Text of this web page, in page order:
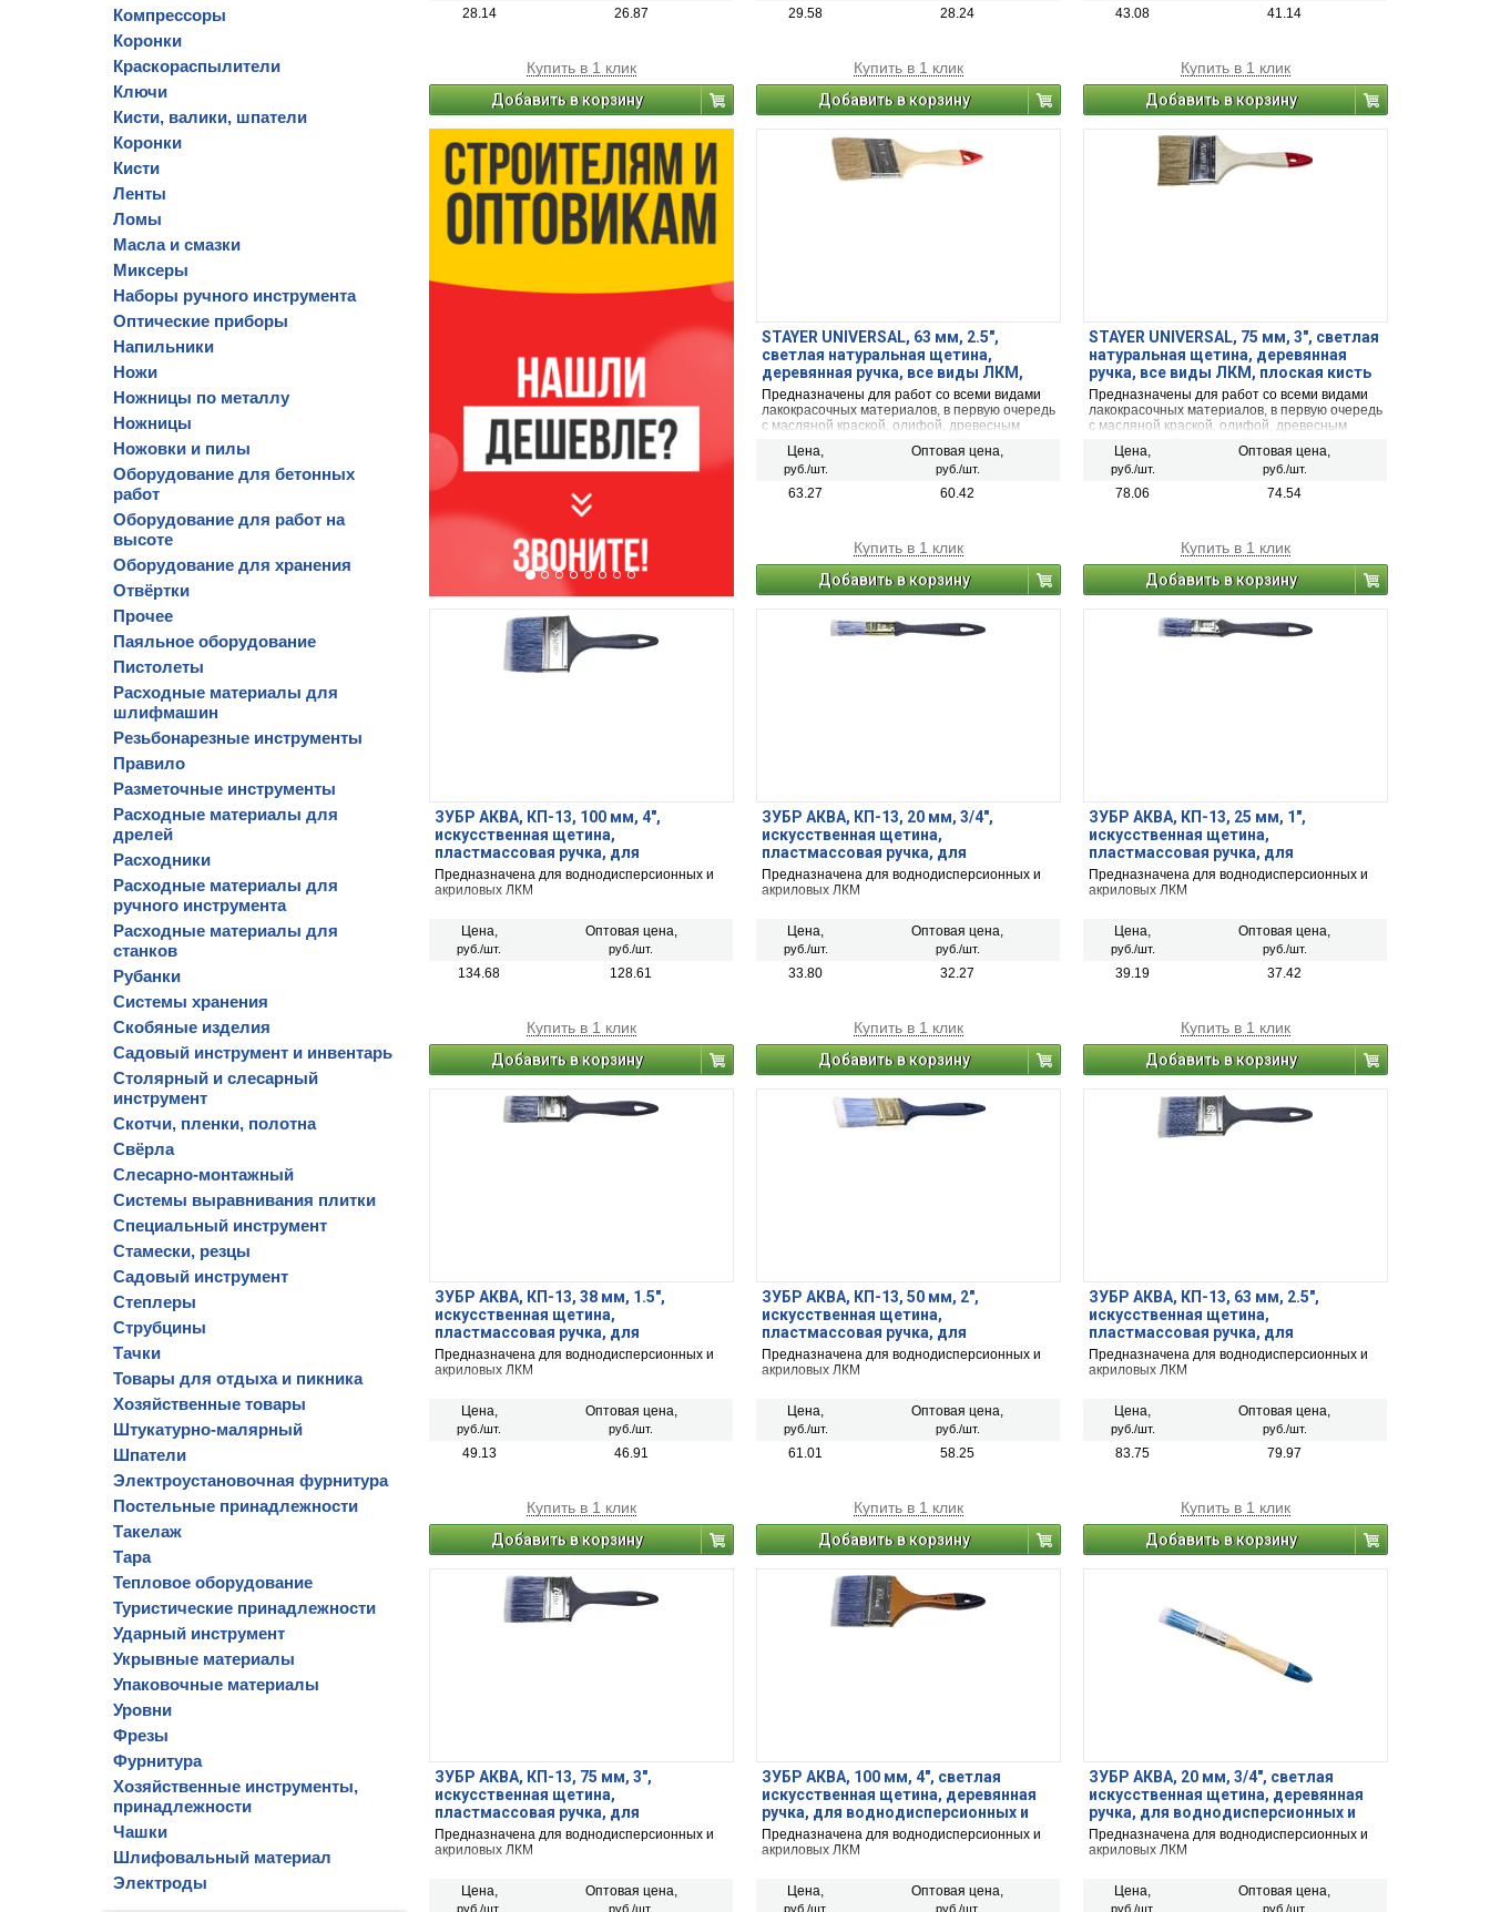
Компрессоры
Коронки
Краскораспылители
Ключи
Кисти, валики, шпатели
Коронки
Кисти
Ленты
Ломы
Масла и смазки
Миксеры
Наборы ручного инструмента
Оптические приборы
Напильники
Ножи
Ножницы по металлу
Ножницы
Ножовки и пилы
Оборудование для бетонных
работ
Оборудование для работ на
высоте
Оборудование для хранения
Отвёртки
Прочее
Паяльное оборудование
Пистолеты
Расходные материалы для
шлифмашин
Резьбонарезные инструменты
Правило
Разметочные инструменты
Расходные материалы для
дрелей
Расходники
Расходные материалы для
ручного инструмента
Расходные материалы для
станков
Рубанки
Системы хранения
Скобяные изделия
Садовый инструмент и инвентарь
Столярный и слесарный
инструмент
Скотчи, пленки, полотна
Свёрла
Слесарно-монтажный
Системы выравнивания плитки
Специальный инструмент
Стамески, резцы
Садовый инструмент
Степлеры
Струбцины
Тачки
Товары для отдыха и пикника
Хозяйственные товары
Штукатурно-малярный
Шпатели
Электроустановочная фурнитура
Постельные принадлежности
Такелаж
Тара
Тепловое оборудование
Туристические принадлежности
Ударный инструмент
Укрывные материалы
Упаковочные материалы
Уровни
Фрезы
Фурнитура
Хозяйственные инструменты,
принадлежности
Чашки
Шлифовальный материал
Электроды
28.14 26.87
Купить в 1 клик
Добавить в корзину
29.58 28.24
Купить в 1 клик
Добавить в корзину
43.08 41.14
Купить в 1 клик
Добавить в корзину
STAYER UNIVERSAL, 63 мм, 2.5″,
светлая натуральная щетина,
деревянная ручка, все виды ЛКМ,
плоская кисть (0101-063)
Предназначены для работ со всеми видами
лакокрасочных материалов, в первую очередь
с масляной краской, олифой, древесным
Цена,
руб./шт.
Оптовая цена,
руб./шт.
63.27 60.42
Купить в 1 клик
Добавить в корзину
STAYER UNIVERSAL, 75 мм, 3″, светлая
натуральная щетина, деревянная
ручка, все виды ЛКМ, плоская кисть
(0101-075)
Предназначены для работ со всеми видами
лакокрасочных материалов, в первую очередь
с масляной краской, олифой, древесным
Цена,
руб./шт.
Оптовая цена,
руб./шт.
78.06 74.54
Купить в 1 клик
Добавить в корзину
ЗУБР АКВА, КП-13, 100 мм, 4″,
искусственная щетина,
пластмассовая ручка, для
высокотекучих ЛКМ, плоская кисть
(4-01013-100)
Предназначена для воднодисперсионных и
акриловых ЛКМ
Цена,
руб./шт.
Оптовая цена,
руб./шт.
134.68 128.61
Купить в 1 клик
Добавить в корзину
ЗУБР АКВА, КП-13, 20 мм, 3/4″,
искусственная щетина,
пластмассовая ручка, для
высокотекучих ЛКМ, плоская кисть
(4-01013-020)
Предназначена для воднодисперсионных и
акриловых ЛКМ
Цена,
руб./шт.
Оптовая цена,
руб./шт.
33.80 32.27
Купить в 1 клик
Добавить в корзину
ЗУБР АКВА, КП-13, 25 мм, 1″,
искусственная щетина,
пластмассовая ручка, для
высокотекучих ЛКМ, плоская кисть
(4-01013-025)
Предназначена для воднодисперсионных и
акриловых ЛКМ
Цена,
руб./шт.
Оптовая цена,
руб./шт.
39.19 37.42
Купить в 1 клик
Добавить в корзину
ЗУБР АКВА, КП-13, 38 мм, 1.5″,
искусственная щетина,
пластмассовая ручка, для
высокотекучих ЛКМ, плоская кисть
(4-01013-038)
Предназначена для воднодисперсионных и
акриловых ЛКМ
Цена,
руб./шт.
Оптовая цена,
руб./шт.
49.13 46.91
Купить в 1 клик
Добавить в корзину
ЗУБР АКВА, КП-13, 50 мм, 2″,
искусственная щетина,
пластмассовая ручка, для
высокотекучих ЛКМ, плоская кисть
(4-01013-050)
Предназначена для воднодисперсионных и
акриловых ЛКМ
Цена,
руб./шт.
Оптовая цена,
руб./шт.
61.01 58.25
Купить в 1 клик
Добавить в корзину
ЗУБР АКВА, КП-13, 63 мм, 2.5″,
искусственная щетина,
пластмассовая ручка, для
высокотекучих ЛКМ, плоская кисть
(4-01013-063)
Предназначена для воднодисперсионных и
акриловых ЛКМ
Цена,
руб./шт.
Оптовая цена,
руб./шт.
83.75 79.97
Купить в 1 клик
Добавить в корзину
ЗУБР АКВА, КП-13, 75 мм, 3″,
искусственная щетина,
пластмассовая ручка, для
высокотекучих ЛКМ, плоская кисть
(4-01013-075)
Предназначена для воднодисперсионных и
акриловых ЛКМ
Цена,
руб./шт.
Оптовая цена,
руб./шт.
ЗУБР АКВА, 100 мм, 4″, светлая
искусственная щетина, деревянная
ручка, для воднодисперсионных и
акриловых ЛКМ, плоская кисть (4-
01007-100)
Предназначена для воднодисперсионных и
акриловых ЛКМ
Цена,
руб./шт.
Оптовая цена,
руб./шт.
ЗУБР АКВА, 20 мм, 3/4″, светлая
искусственная щетина, деревянная
ручка, для воднодисперсионных и
акриловых ЛКМ, плоская кисть (4-
01007-020)
Предназначена для воднодисперсионных и
акриловых ЛКМ
Цена,
руб./шт.
Оптовая цена,
руб./шт.